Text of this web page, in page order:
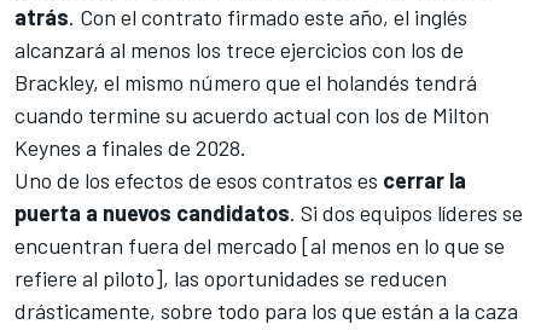
atrás. Con el contrato firmado este año, el inglés
alcanzará al menos los trece ejercicios con los de
Brackley, el mismo número que el holandés tendrá
cuando termine su acuerdo actual con los de Milton
Keynes a finales de 2028.
Uno de los efectos de esos contratos es cerrar la
puerta a nuevos candidatos. Si dos equipos líderes se
encuentran fuera del mercado [al menos en lo que se
refiere al piloto], las oportunidades se reducen
drásticamente, sobre todo para los que están a la caza